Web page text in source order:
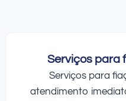
Serviços para
Serviços para
atendimento